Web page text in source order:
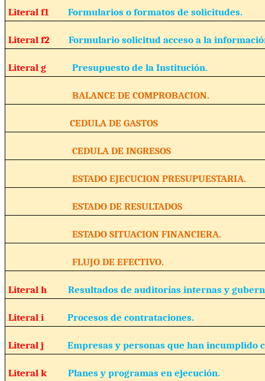
Literal f1 Formularios o formatos de solicitudes.
Literal f2 Formulario solicitud acceso a la
Literal g Presupuesto de la Institución.
BALANCE DE COMPROBACION.
CEDULA DE GASTOS
CEDULA DE INGRESOS
ESTADO EJECUCION PRESUPUESTARIA.
ESTADO DE RESULTADOS
ESTADO SITUACION FINANCIERA.
FLUJO DE EFECTIVO.
Literal h Resultados de auditorías internas y
Literal i Procesos de contrataciones.
Literal j Empresas y personas que han incumplido
Literal k Planes y programas en ejecución.